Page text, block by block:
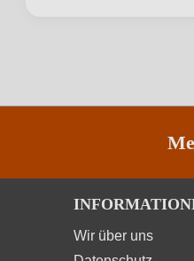
Wir über uns